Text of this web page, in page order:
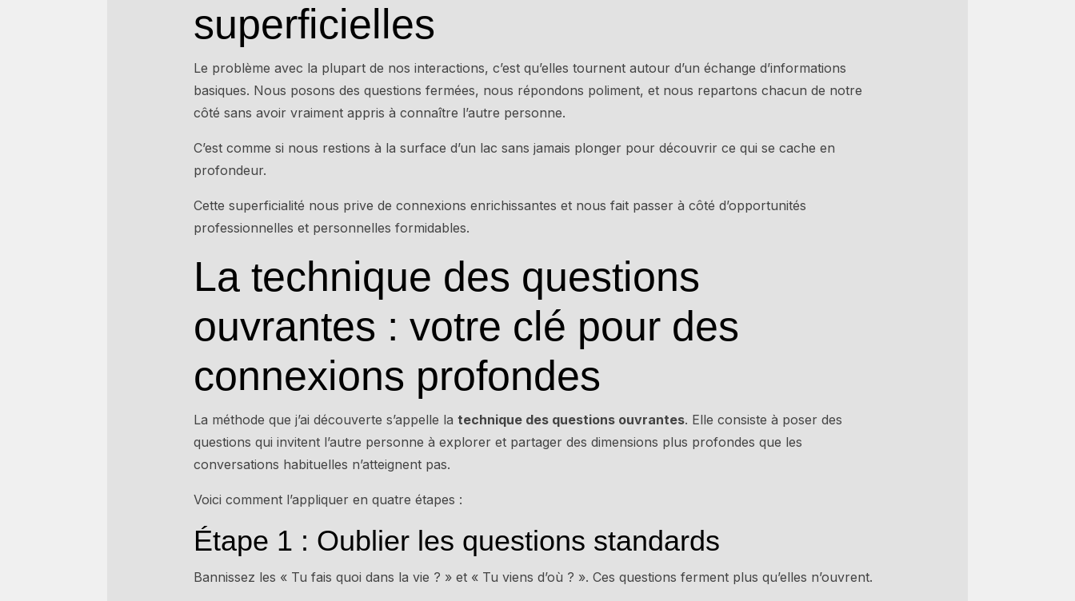
superficielles
Le problème avec la plupart de nos interactions, c’est qu’elles tournent autour d’un échange d’informations
basiques. Nous posons des questions fermées, nous répondons poliment, et nous repartons chacun de notre
côté sans avoir vraiment appris à connaître l’autre personne.
C’est comme si nous restions à la surface d’un lac sans jamais plonger pour découvrir ce qui se cache en
profondeur.
Cette superficialité nous prive de connexions enrichissantes et nous fait passer à côté d’opportunités
professionnelles et personnelles formidables.
La technique des questions
ouvrantes : votre clé pour des
connexions profondes
La méthode que j’ai découverte s’appelle la technique des questions ouvrantes. Elle consiste à poser des
questions qui invitent l’autre personne à explorer et partager des dimensions plus profondes que les
conversations habituelles n’atteignent pas.
Voici comment l’appliquer en quatre étapes :
Étape 1 : Oublier les questions standards
Bannissez les « Tu fais quoi dans la vie ? » et « Tu viens d’où ? ». Ces questions ferment plus qu’elles n’ouvrent.